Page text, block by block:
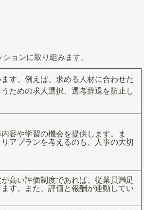
ョンに取り組みます。
す。例えば、求める人材に合わせた
ための求人選択、選考辞退を防止し
容や学習の機会を提供します。ま
アプランを考えるのも、人事の大切
高い評価制度であれば、従業員満足
す。また、評価と報酬が連動してい